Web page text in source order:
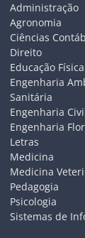
Administração
Agronomia
Ciências
Direito
Educação Física
Engenharia
Sanitária
Engenharia
Engenharia
Letras
Medicina
Medicina
Pedagogia
Psicologia
Sistemas de